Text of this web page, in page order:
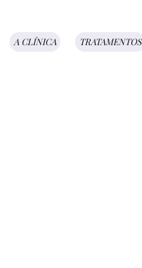
A CLÍNICA TRATAMENTOS